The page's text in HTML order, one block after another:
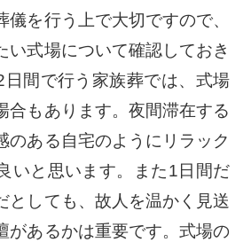
儀を行う上で大切ですので、
い式場について確認しておき
日間で行う家族葬では、式場
合もあります。夜間滞在する
のある自宅のようにリラック
いと思います。また1日間だ
としても、故人を温かく見送
があるかは重要です。式場の